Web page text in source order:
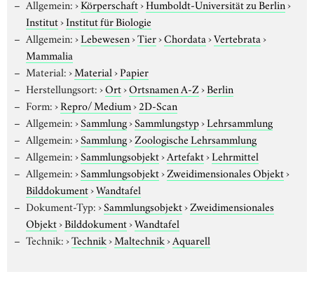
Allgemein:›Körperschaft›Humboldt-Universität zu Berlin›
Institut›Institut für Biologie
Allgemein:›Lebewesen›Tier›Chordata›Vertebrata›
Mammalia
Material:›Material›Papier
Herstellungsort:›Ort›Ortsnamen A-Z›Berlin
Form:›Repro/ Medium›2D-Scan
Allgemein:›Sammlung›Sammlungstyp›Lehrsammlung
Allgemein:›Sammlung›Zoologische Lehrsammlung
Allgemein:›Sammlungsobjekt›Artefakt›Lehrmittel
Allgemein:›Sammlungsobjekt›Zweidimensionales Objekt›
Bilddokument›Wandtafel
Dokument-Typ:›Sammlungsobjekt›Zweidimensionales
Objekt›Bilddokument›Wandtafel
Technik:›Technik›Maltechnik›Aquarell